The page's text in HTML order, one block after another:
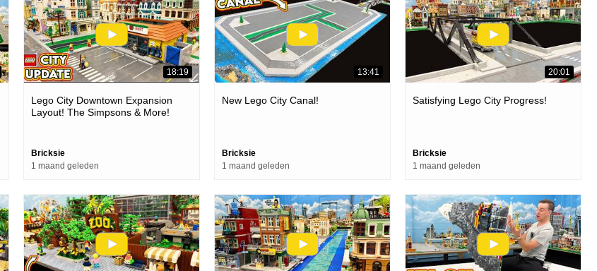
18:19
Lego City Downtown Expansion
Layout! The Simpsons & More!
Bricksie
1 maand geleden
13:41
New Lego City Canal!
Bricksie
1 maand geleden
20:01
Satisfying Lego City Progress!
Bricksie
1 maand geleden